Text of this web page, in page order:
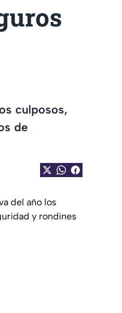
culposos,
de
del año los
y rondines